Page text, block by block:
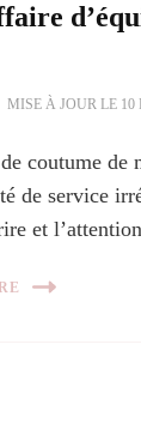
MISE À JOUR LE 10
coutume de
de service
et